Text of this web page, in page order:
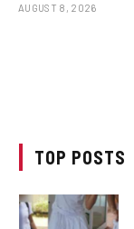
AUGUST 8, 2026
TOP POSTS